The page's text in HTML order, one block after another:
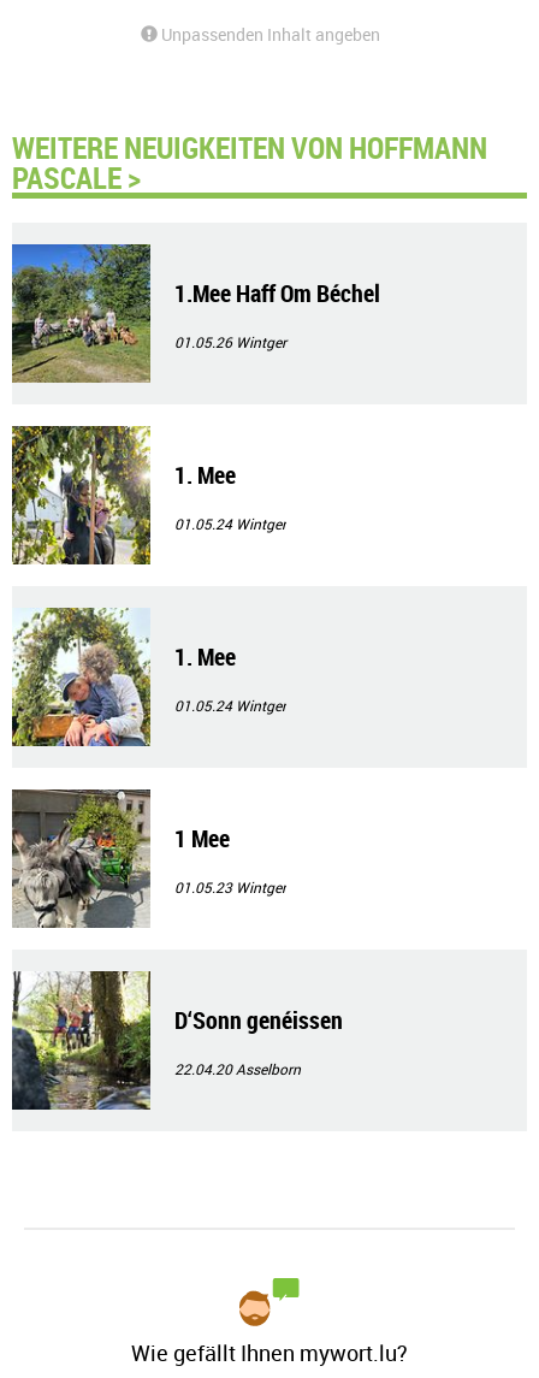
Unpassenden Inhalt angeben
WEITERE NEUIGKEITEN VON HOFFMANN
PASCALE >
1.Mee Haff Om Béchel
01.05.26 Wintger
1. Mee
01.05.24 Wintger
1. Mee
01.05.24 Wintger
1 Mee
01.05.23 Wintger
D‘Sonn genéissen
22.04.20Asselborn
Wie gefällt Ihnen mywort.lu?